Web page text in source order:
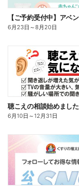
6月23日 ～8月20日
聴こえの相談始めました
6月10日 ～12月31日